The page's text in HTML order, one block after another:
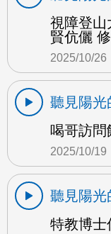
視障登山
賢伉儷
2025/10/26
聽見陽光
喝哥訪問
2025/10/19
聽見陽光
特教博士